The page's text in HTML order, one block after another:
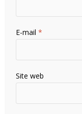
E-mail*
Site web